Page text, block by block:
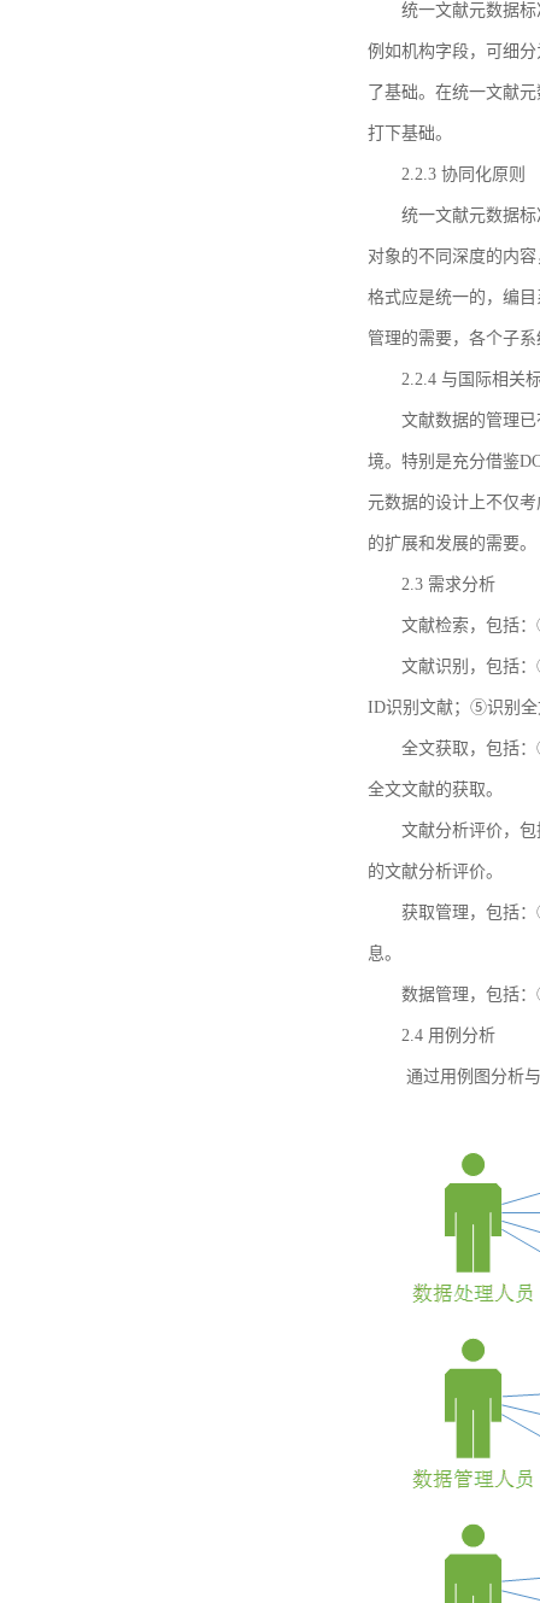
统一文献元数据
例如机构字段，可细
了基础。在统一文献
打下基础。
2.2.3 协同化原则
统一文献元数据
对象的不同深度的内
格式应是统一的，编
管理的需要，各个子
2.2.4 与国际相关
文献数据的管理
境。特别是充分借鉴
元数据的设计上不仅
的扩展和发展的需要。
2.3 需求分析
文献检索，包括
文献识别，包括
ID识别文献；⑤识别全
全文获取，包括
全文文献的获取。
文献分析评价，
的文献分析评价。
获取管理，包括
息。
数据管理，包括
2.4 用例分析
通过用例图分析